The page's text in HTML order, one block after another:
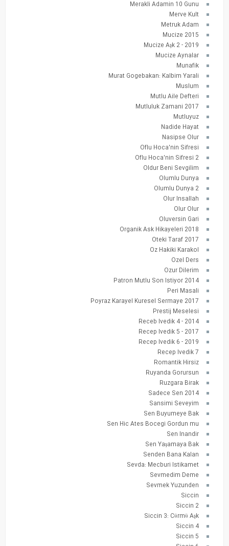
Merakli Adamin 10 Gunu
Merve Kult
Metruk Adam
Mucize 2015
Mucize Aşk 2 - 2019
Mucize Aynalar
Munafik
Murat Gogebakan: Kalbim Yarali
Muslum
Mutlu Aile Defteri
Mutluluk Zamani 2017
Mutluyuz
Nadide Hayat
Nasipse Olur
Oflu Hoca'nin Sifresi
Oflu Hoca'nin Sifresi 2
Oldur Beni Sevgilim
Olumlu Dunya
Olumlu Dunya 2
Olur Insallah
Olur Olur
Oluversin Gari
Organik Ask Hikayeleri 2018
Oteki Taraf 2017
Oz Hakiki Karakol
Ozel Ders
Ozur Dilerim
Patron Mutlu Son Istiyor 2014
Peri Masali
Poyraz Karayel Kuresel Sermaye 2017
Prestij Meselesi
Receb Ivedik 4 - 2014
Recep Ivedik 5 - 2017
Recep Ivedik 6 - 2019
Recep Ivedik 7
Romantik Hirsiz
Ruyanda Gorursun
Ruzgara Birak
Sadece Sen 2014
Sansimi Seveyim
Sen Buyumeye Bak
Sen Hic Ates Bocegi Gordun mu
Sen Inandir
Sen Yaşamaya Bak
Senden Bana Kalan
Sevda: Mecburi Istikamet
Sevmedim Deme
Sevmek Yuzunden
Siccin
Siccin 2
Siccin 3: Cürmü Aşk
Siccin 4
Siccin 5